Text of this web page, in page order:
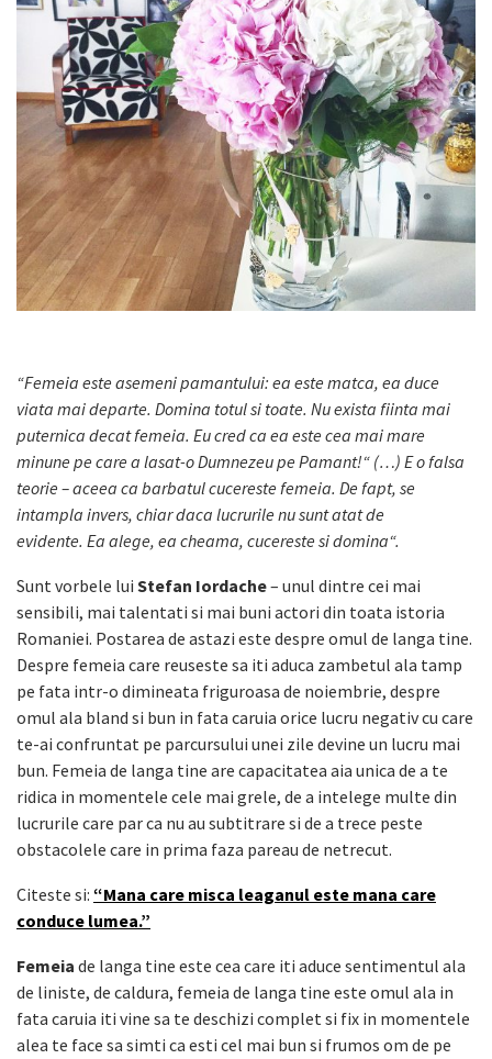
“Femeia este asemeni pamantului: ea este matca, ea duce
viata mai departe. Domina totul si toate. Nu exista fiinta mai
puternica decat femeia. Eu cred ca ea este cea mai mare
minune pe care a lasat-o Dumnezeu pe Pamant!“ (…) E o falsa
teorie – aceea ca barbatul cucereste femeia. De fapt, se
intampla invers, chiar daca lucrurile nu sunt atat de
evidente. Ea alege, ea cheama, cucereste si domina“.
Sunt vorbele lui Stefan Iordache– unul dintre cei mai
sensibili, mai talentati si mai buni actori din toata istoria
Romaniei. Postarea de astazi este despre omul de langa tine.
Despre femeia care reuseste sa iti aduca zambetul ala tamp
pe fata intr-o dimineata friguroasa de noiembrie, despre
omul ala bland si bun in fata caruia orice lucru negativ cu care
te-ai confruntat pe parcursului unei zile devine un lucru mai
bun. Femeia de langa tine are capacitatea aia unica de a te
ridica in momentele cele mai grele, de a intelege multe din
lucrurile care par ca nu au subtitrare si de a trece peste
obstacolele care in prima faza pareau de netrecut.
Citeste si: “Mana care misca leaganul este mana care
conduce lumea.”
Femeia de langa tine este cea care iti aduce sentimentul ala
de liniste, de caldura, femeia de langa tine este omul ala in
fata caruia iti vine sa te deschizi complet si fix in momentele
alea te face sa simti ca esti cel mai bun si frumos om de pe